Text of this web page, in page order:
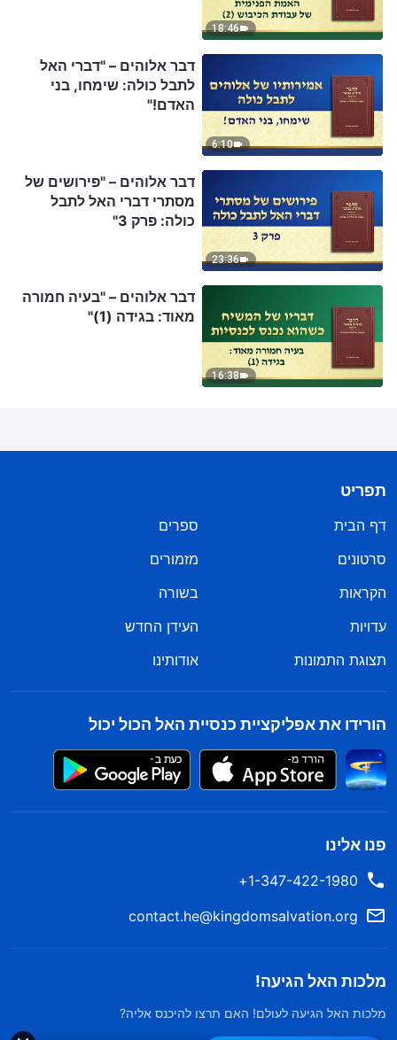
18:46
6:10
דבר אלוהים – "דברי האל
לתבל כולה: שימחו, בני
האדם!"
23:36
דבר אלוהים – "פירושים של
מסתרי דברי האל לתבל
כולה: פרק 3"
16:38
דבר אלוהים – "בעיה חמורה
מאוד: בגידה (1)"
תפריט
דף הבית
ספרים
סרטונים
מזמורים
הקראות
בשורה
עדויות
העידן החדש
תצוגת התמונות
אודותינו
הורידו את אפליקציית כנסיית האל הכול יכול
פנו אלינו
1-347-422-1980+
contact.he@kingdomsalvation.org
מלכות האל הגיעה!
מלכות האל הגיעה לעולם! האם תרצו להיכנס אליה?